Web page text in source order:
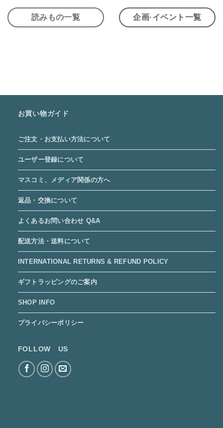
読みもの一覧 企画·イベント一覧
お買い物ガイド
ご注文・お支払い方法について
ユーザー登録について
マスコミ、メディア関係の方へ
返品・交換について
よくあるお問い合わせ Q&A
配送方法・送料について
INTERNATIONAL RETURNS & REFUND POLICY
ギフトラッピングのご案内
SHOP INFO
プライバシーポリシー
FOLLOW US